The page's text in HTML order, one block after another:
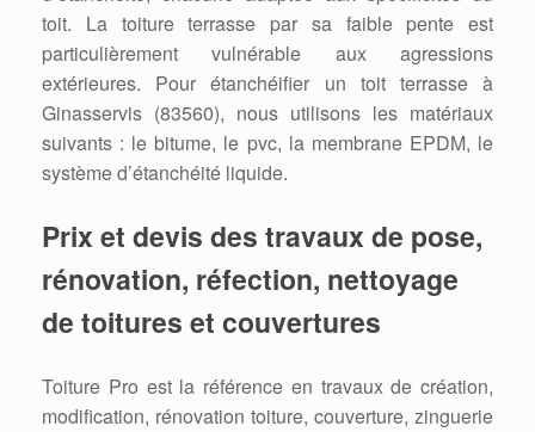
toit. La toiture terrasse par sa faible pente est
particulièrement vulnérable aux agressions
extérieures. Pour étanchéifier un toit terrasse à
Ginasservis (83560), nous utilisons les matériaux
suivants : le bitume, le pvc, la membrane EPDM, le
système d’étanchéité liquide.
Prix et devis des travaux de pose,
rénovation, réfection, nettoyage
de toitures et couvertures
Toiture Pro est la référence en travaux de création,
modification, rénovation toiture, couverture, zinguerie